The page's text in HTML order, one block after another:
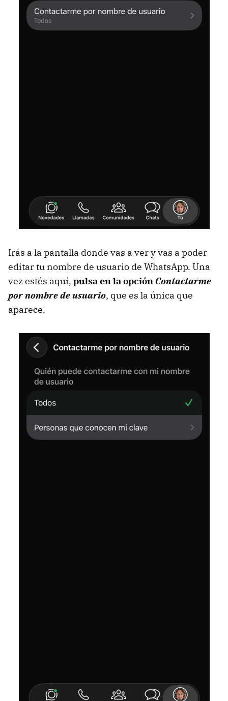
Irás a la pantalla donde vas a ver y vas a poder
editar tu nombre de usuario de WhatsApp. Una
vez estés aquí, pulsa en la opciónContactarme
por nombre de usuario, que es la única que
aparece.